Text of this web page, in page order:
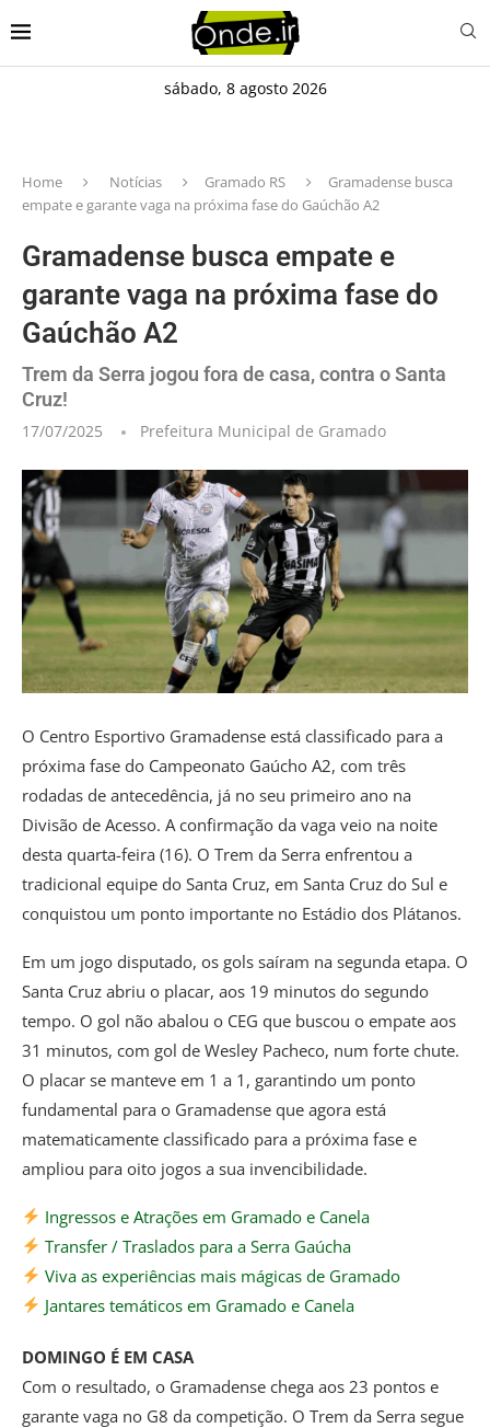
sábado, 8 agosto 2026
Home Notícias Gramado RS
Gramadense busca
empate e garante vaga na próxima fase do Gaúchão A2
Gramadense busca empate e
garante vaga na próxima fase do
Gaúchão A2
Trem da Serra jogou fora de casa, contra o Santa
Cruz!
17/07/2025 Prefeitura Municipal de Gramado
O Centro Esportivo Gramadense está classificado para a
próxima fase do Campeonato Gaúcho A2, com três
rodadas de antecedência, já no seu primeiro ano na
Divisão de Acesso. A confirmação da vaga veio na noite
desta quarta-feira (16). O Trem da Serra enfrentou a
tradicional equipe do Santa Cruz, em Santa Cruz do Sul e
conquistou um ponto importante no Estádio dos Plátanos.
Em um jogo disputado, os gols saíram na segunda etapa. O
Santa Cruz abriu o placar, aos 19 minutos do segundo
tempo. O gol não abalou o CEG que buscou o empate aos
31 minutos, com gol de Wesley Pacheco, num forte chute.
O placar se manteve em 1 a 1, garantindo um ponto
fundamental para o Gramadense que agora está
matematicamente classificado para a próxima fase e
ampliou para oito jogos a sua invencibilidade.
Ingressos e Atrações em Gramado e Canela
Transfer / Traslados para a Serra Gaúcha
Viva as experiências mais mágicas de Gramado
Jantares temáticos em Gramado e Canela
DOMINGO É EM CASA
Com o resultado, o Gramadense chega aos 23 pontos e
garante vaga no G8 da competição. O Trem da Serra segue